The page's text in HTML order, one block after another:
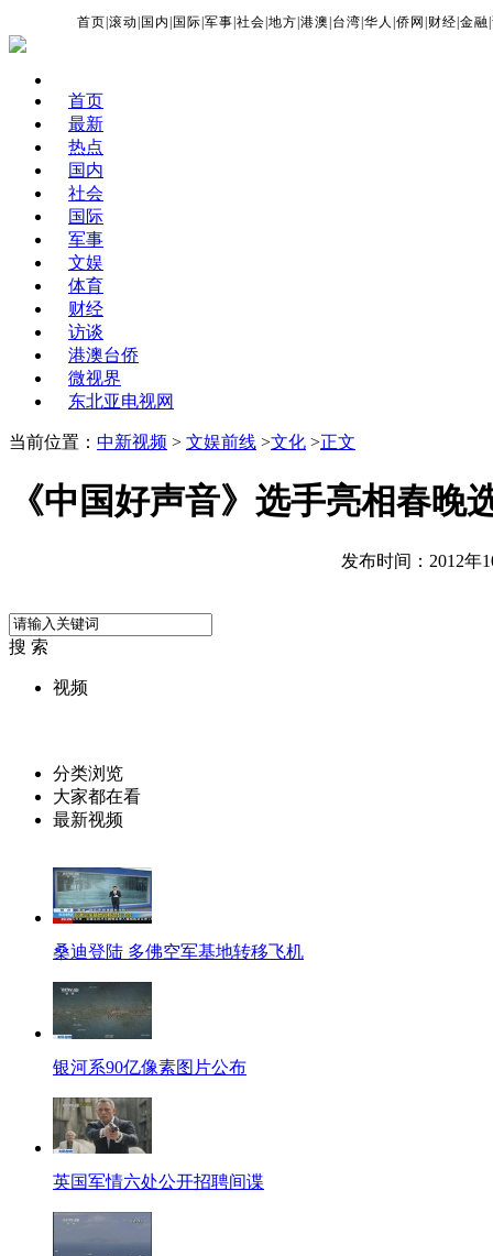
首页 |滚动 国内 国际 |军事 |社会 |地方 |港澳 台湾 |华人 |侨网 财经 |金融 |
首页
最新
热点
国内
社会
国际
军事
文娱
体育
财经
访谈
港澳台侨
微视界
东北亚电视网
当前位置： 中新视频 > 文娱前线 >文化 >正文
《中国好声音》选手亮相春晚
发布时间：2012年
搜 索
视频
分类浏览
大家都在看
最新视频
桑迪登陆 多佛空军基地转移飞机
银河系90亿像素图片公布
英国军情六处公开招聘间谍